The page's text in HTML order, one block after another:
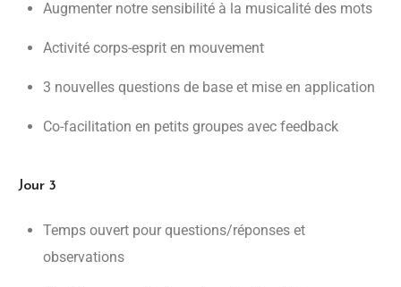
Augmenter notre sensibilité à la musicalité des mots
Activité corps-esprit en mouvement
3 nouvelles questions de base et mise en application
Co-facilitation en petits groupes avec feedback
Jour 3
Temps ouvert pour questions/réponses et
observations